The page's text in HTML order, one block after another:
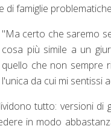
di famiglie
"Ma certo che saremo
cosa più simile a un
quello che non sempre
l'unica da cui mi sentissi
tutto: versioni di
in modo